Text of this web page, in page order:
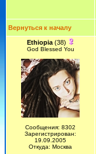
Вернуться к началу
Ethiopia(38)
God Blessed You
Сообщения: 8302
Зарегистрирован:
19.09.2005
Откуда: Москва